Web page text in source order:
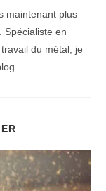
maintenant plus
Spécialiste en
du métal, je